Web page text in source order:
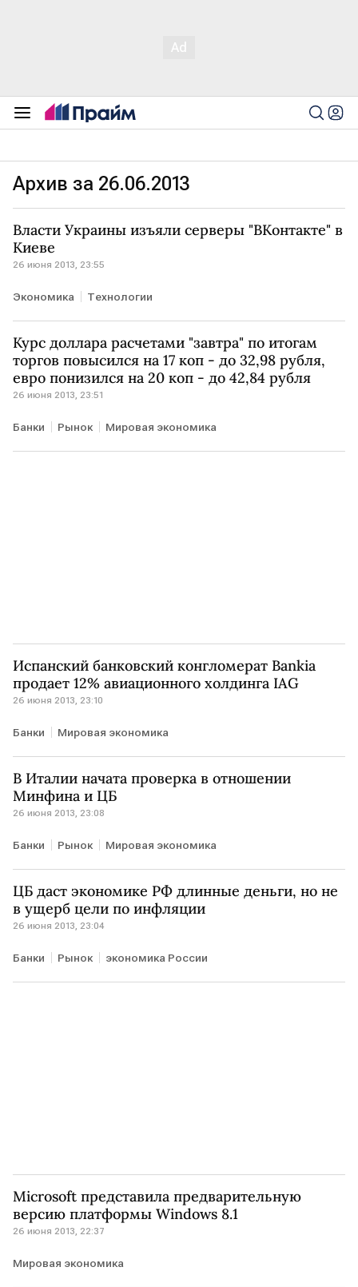
Архив за 26.06.2013
Власти Украины изъяли серверы "ВКонтакте" в
Киеве
26 июня 2013, 23:55
Экономика Технологии
Курс доллара расчетами "завтра" по итогам
торгов повысился на 17 коп - до 32,98 рубля,
евро понизился на 20 коп - до 42,84 рубля
26 июня 2013, 23:51
Банки Рынок Мировая экономика
Испанский банковский конгломерат Bankia
продает 12% авиационного холдинга IAG
26 июня 2013, 23:10
Банки Мировая экономика
В Италии начата проверка в отношении
Минфина и ЦБ
26 июня 2013, 23:08
Банки Рынок Мировая экономика
ЦБ даст экономике РФ длинные деньги, но не
в ущерб цели по инфляции
26 июня 2013, 23:04
Банки Рынок экономика России
Microsoft представила предварительную
версию платформы Windows 8.1
26 июня 2013, 22:37
Мировая экономика